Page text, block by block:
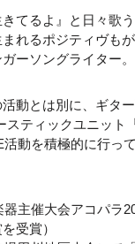
きてるよ』と日々歌う
れるポジティヴも
ーソングライター。
動とは別に、ギタ
スティックユニット
動を積極的に行って
主催大会アコパラ
受賞）